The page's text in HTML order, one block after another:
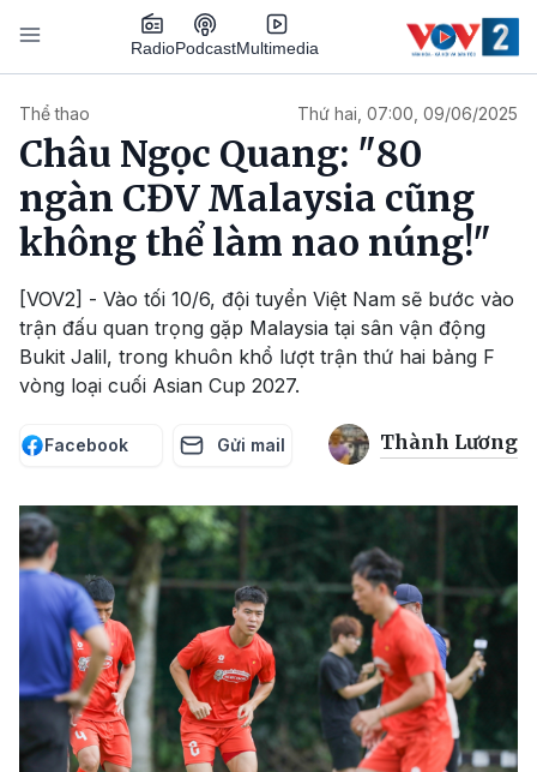
Nhảy đến nội dung
RadioPodcastMultimedia
Thể thao Thứ hai, 07:00, 09/06/2025
Châu Ngọc Quang: "80
ngàn CĐV Malaysia cũng
không thể làm nao núng!"
[VOV2] - Vào tối 10/6, đội tuyển Việt Nam sẽ bước vào
trận đấu quan trọng gặp Malaysia tại sân vận động
Bukit Jalil, trong khuôn khổ lượt trận thứ hai bảng F
vòng loại cuối Asian Cup 2027.
Facebook Gửi mail Thành Lương